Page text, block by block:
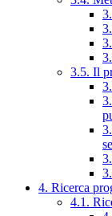
3.5. Il
4. Ricerca
4.1.